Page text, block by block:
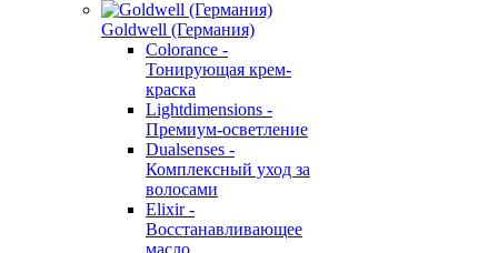
Goldwell (Германия)
Colorance -
Тонирующая крем-
краска
Lightdimensions -
Премиум-осветление
Dualsenses -
Комплексный уход за
волосами
Elixir -
Восстанавливающее
масло